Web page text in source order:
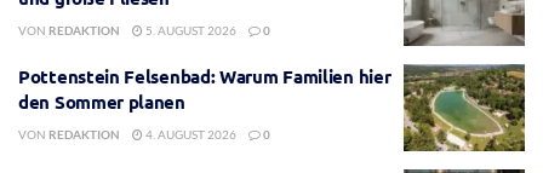
VON REDAKTION 5. AUGUST 2026 0
Pottenstein Felsenbad: Warum Familien hier
den Sommer planen
VON REDAKTION 4. AUGUST 2026 0